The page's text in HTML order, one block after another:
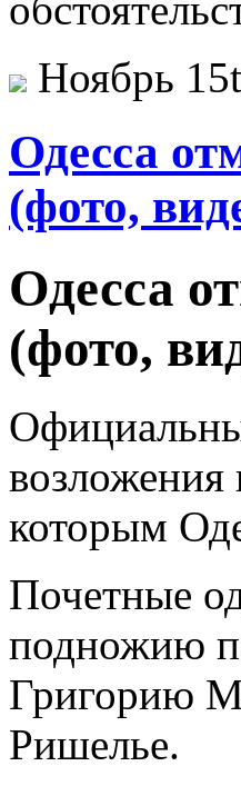
Ноябрь
Одесса
(фото,
Одесса
(фото,
возложения
которым
Почетные
подножию
Григорию
Ришелье.